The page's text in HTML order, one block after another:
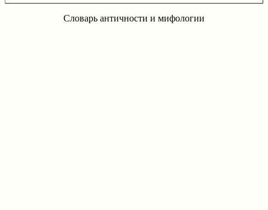
Словарь античности и мифологии